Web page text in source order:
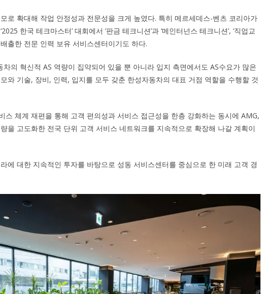
로 확대해 작업 안정성과 전문성을 크게 높였다. 특히 메르세데스-벤츠 코리아가
한국 테크마스터’ 대회에서 ‘판금 테크니션’과 ‘메인터넌스 테크니션’, ‘직업교
출한 전문 인력 보유 서비스센터이기도 하다.
의 혁신적 AS 역량이 집약되어 있을 뿐 아니라 입지 측면에서도 AS수요가 많은
와 기술, 장비, 인력, 입지를 모두 갖춘 한성자동차의 대표 거점 역할을 수행할 것
스 체계 재편을 통해 고객 편의성과 서비스 접근성을 한층 강화하는 동시에 AMG,
을 고도화한 전국 단위 고객 서비스 네트워크를 지속적으로 확장해 나갈 계획이
에 대한 지속적인 투자를 바탕으로 성동 서비스센터를 중심으로 한 미래 고객 경